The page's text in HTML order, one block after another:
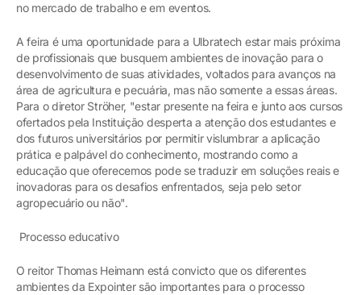
no mercado de trabalho e em eventos.
A feira é uma oportunidade para a Ulbratech estar mais próxima
de profissionais que busquem ambientes de inovação para o
desenvolvimento de suas atividades, voltados para avanços na
área de agricultura e pecuária, mas não somente a essas áreas.
Para o diretor Ströher, "estar presente na feira e junto aos cursos
ofertados pela Instituição desperta a atenção dos estudantes e
dos futuros universitários por permitir vislumbrar a aplicação
prática e palpável do conhecimento, mostrando como a
educação que oferecemos pode se traduzir em soluções reais e
inovadoras para os desafios enfrentados, seja pelo setor
agropecuário ou não".
Processo educativo
O reitor Thomas Heimann está convicto que os diferentes
ambientes da Expointer são importantes para o processo